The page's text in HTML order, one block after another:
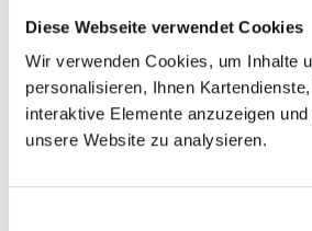
Diese Webseite verwendet Cookies
Wir verwenden Cookies, um Inhalte
personalisieren, Ihnen
interaktive Elemente anzuzeigen
unsere Website zu analysieren.
Familien- und
interreligiöser Perspektive
die dritte Podcastfolge vor.
Titel „Die ‚Frauenfrage‘: Alte
moderne Probleme“
Uta Heil, der katholische